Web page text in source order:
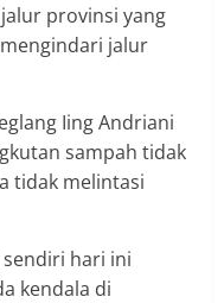
provinsi yang
jalur
Iing Andriani
sampah tidak
tidak melintasi
hari ini
kendala di